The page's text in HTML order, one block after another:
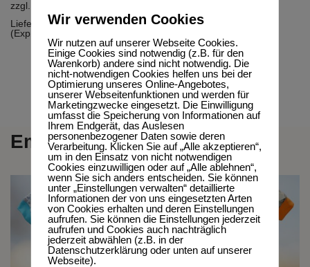
zzgl.
Lieferzeit:5-10 Werktage
(Express möglich)
Empfehlungen
Wir verwenden Cookies
Wir nutzen auf unserer Webseite Cookies.
Einige Cookies sind notwendig (z.B. für den
Warenkorb) andere sind nicht notwendig. Die
nicht-notwendigen Cookies helfen uns bei der
Optimierung unseres Online-Angebotes,
unserer Webseitenfunktionen und werden für
Marketingzwecke eingesetzt. Die Einwilligung
umfasst die Speicherung von Informationen auf
Ihrem Endgerät, das Auslesen
personenbezogener Daten sowie deren
Verarbeitung. Klicken Sie auf „Alle akzeptieren“,
um in den Einsatz von nicht notwendigen
Cookies einzuwilligen oder auf „Alle ablehnen“,
wenn Sie sich anders entscheiden. Sie können
unter „Einstellungen verwalten“ detaillierte
Informationen der von uns eingesetzten Arten
von Cookies erhalten und deren Einstellungen
aufrufen. Sie können die Einstellungen jederzeit
aufrufen und Cookies auch nachträglich
jederzeit abwählen (z.B. in der
Datenschutzerklärung oder unten auf unserer
Webseite).